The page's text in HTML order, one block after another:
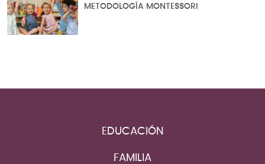
METODOLOGÍA MONTESSORI
EDUCACIÓN
FAMILIA